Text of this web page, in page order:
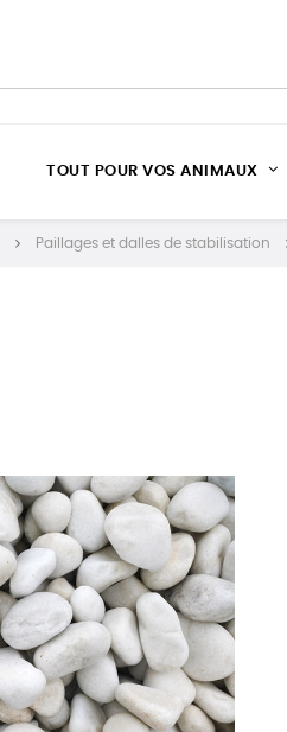
TOUT POUR VOS ANIMAUX
Paillages et dalles de stabilisation